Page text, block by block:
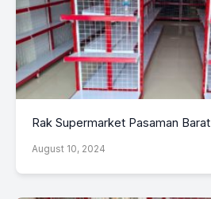
Rak Supermarket Pasaman Barat
August 10, 2024